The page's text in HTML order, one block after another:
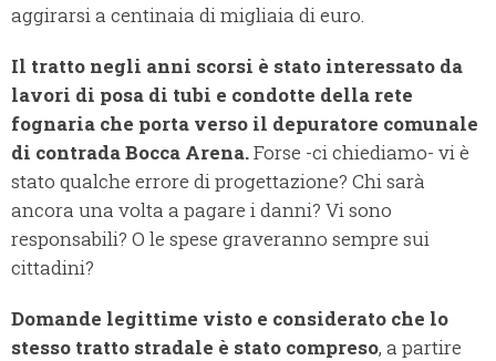
aggirarsi a centinaia di migliaia di euro.
Il tratto negli anni scorsi è stato interessato da
lavori di posa di tubi e condotte della rete
fognaria che porta verso il depuratore comunale
di contrada Bocca Arena.Forse -ci chiediamo- vi è
stato qualche errore di progettazione? Chi sarà
ancora una volta a pagare i danni? Vi sono
responsabili? O le spese graveranno sempre sui
cittadini?
Domande legittime visto e considerato che lo
stesso tratto stradale è stato compreso, a partire